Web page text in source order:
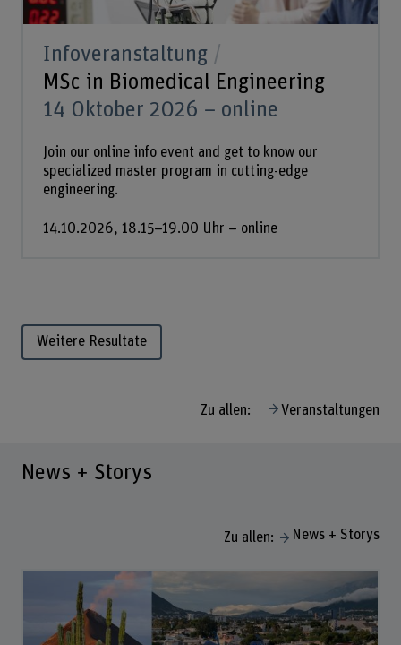
Infoveranstaltung
MSc in Biomedical Engineering
14 Oktober 2026 – online
Join our online info event and get to know our
specialized master program in cutting-edge
engineering.
14.10.2026, 18.15–19.00 Uhr – online
Weitere Resultate
Zu allen: Veranstaltungen
News + Storys
Zu allen: News + Storys